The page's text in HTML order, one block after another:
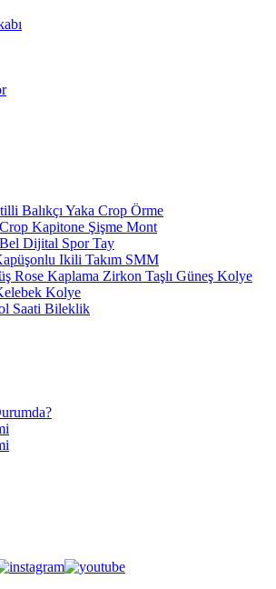
Balıkçı Yaka Crop Örme
Kapitone Şişme Mont
Dijital Spor Tay
Ikili Takım SMM
Rose Kaplama Zirkon Taşlı Güneş Kolye
Kolye
Saati Bileklik